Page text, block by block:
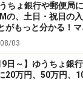
だけに、長く預
でも利用しやす
は、ゆうちょ銀
ちょ銀行
ちょ銀行や郵便局
の、土日・祝日の
がもっと分かる！マ
03
9日～】ゆうちょ銀
20万円、50万円、